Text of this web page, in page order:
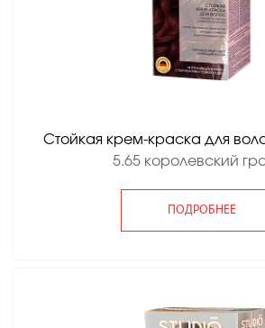
Стойкая крем-краска для
5.65 королевский
ПОДРОБНЕЕ